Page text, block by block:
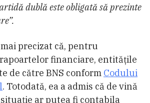
dublă este obligată să prezinte
precizat că, pentru
financiare, entităţile
de către BNS conform Codului
. Totodată, ea a admis că de vină
ar putea fi contabila